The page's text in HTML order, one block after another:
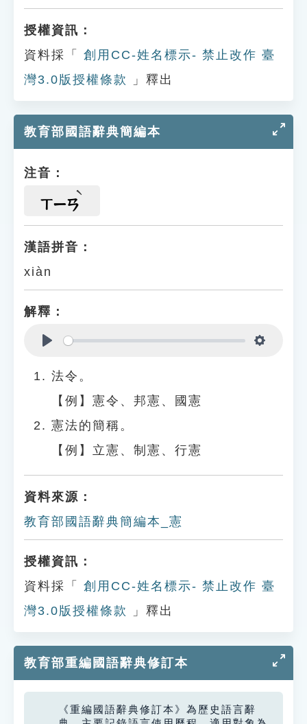
授權資訊：
資料採「
創用CC-姓名標示- 禁止改作 臺
灣3.0版授權條款
」釋出
教育部國語辭典簡編本
注音：
ㄒㄧㄢ
漢語拼音：
xiàn
解釋：
法令。
【例】憲令、邦憲、國憲
憲法的簡稱。
【例】立憲、制憲、行憲
資料來源：
教育部國語辭典簡編本_憲
授權資訊：
資料採「
創用CC-姓名標示- 禁止改作 臺
灣3.0版授權條款
」釋出
教育部重編國語辭典修訂本
《重編國語辭典修訂本》為歷史語言辭